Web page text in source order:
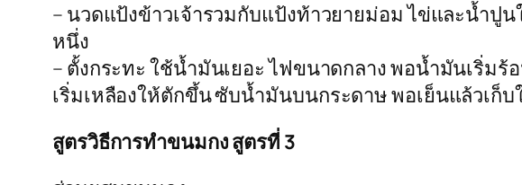
– นวดแป้งข้าวเจ้ารวมกับแป้งท้าวยายม่อม ไข่และน้ำปู
หนึ่ง
– ตั้งกระทะ ใช้น้ำมันเยอะ ไฟขนาดกลาง พอน้ำมันเริ่
เริ่มเหลืองให้ตักขึ้น ซับน้ำมันบนกระดาษ พอเย็นแล้วเก็
สูตรวิธีการทำขนมกง สูตรที่ 3